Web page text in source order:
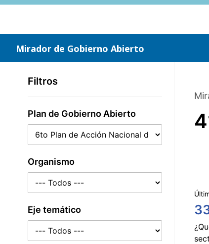
Saltar
Mirador de Gobierno Abierto
Filtros
Plan de Gobierno Abierto
Organismo
Eje temático